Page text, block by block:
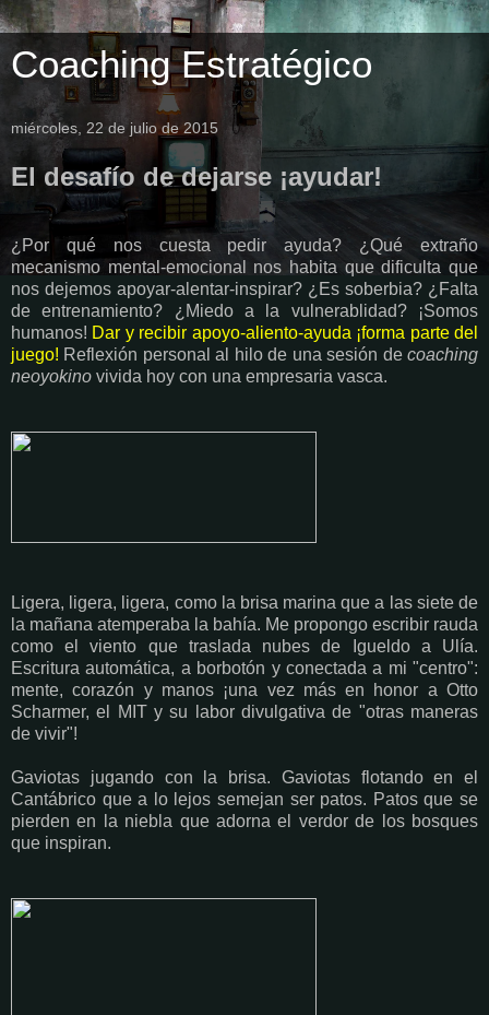
Coaching Estratégico
miércoles, 22 de julio de 2015
El desafío de dejarse ¡ayudar!
¿Por qué nos cuesta pedir ayuda? ¿Qué extraño
mecanismo mental-emocional nos habita que dificulta que
nos dejemos apoyar-alentar-inspirar? ¿Es soberbia? ¿Falta
de entrenamiento? ¿Miedo a la vulnerablidad? ¡Somos
humanos! Dar y recibir apoyo-aliento-ayuda ¡forma parte del
juego! Reflexión personal al hilo de una sesión decoaching
neoyokino vivida hoy con una empresaria vasca.
Ligera, ligera, ligera, como la brisa marina que a las siete de
la mañana atemperaba la bahía. Me propongo escribir rauda
como el viento que traslada nubes de Igueldo a Ulía.
Escritura automática, a borbotón y conectada a mi "centro":
mente, corazón y manos ¡una vez más en honor a Otto
Scharmer, el MIT y su labor divulgativa de "otras maneras
de vivir"!
Gaviotas jugando con la brisa. Gaviotas flotando en el
Cantábrico que a lo lejos semejan ser patos. Patos que se
pierden en la niebla que adorna el verdor de los bosques
que inspiran.